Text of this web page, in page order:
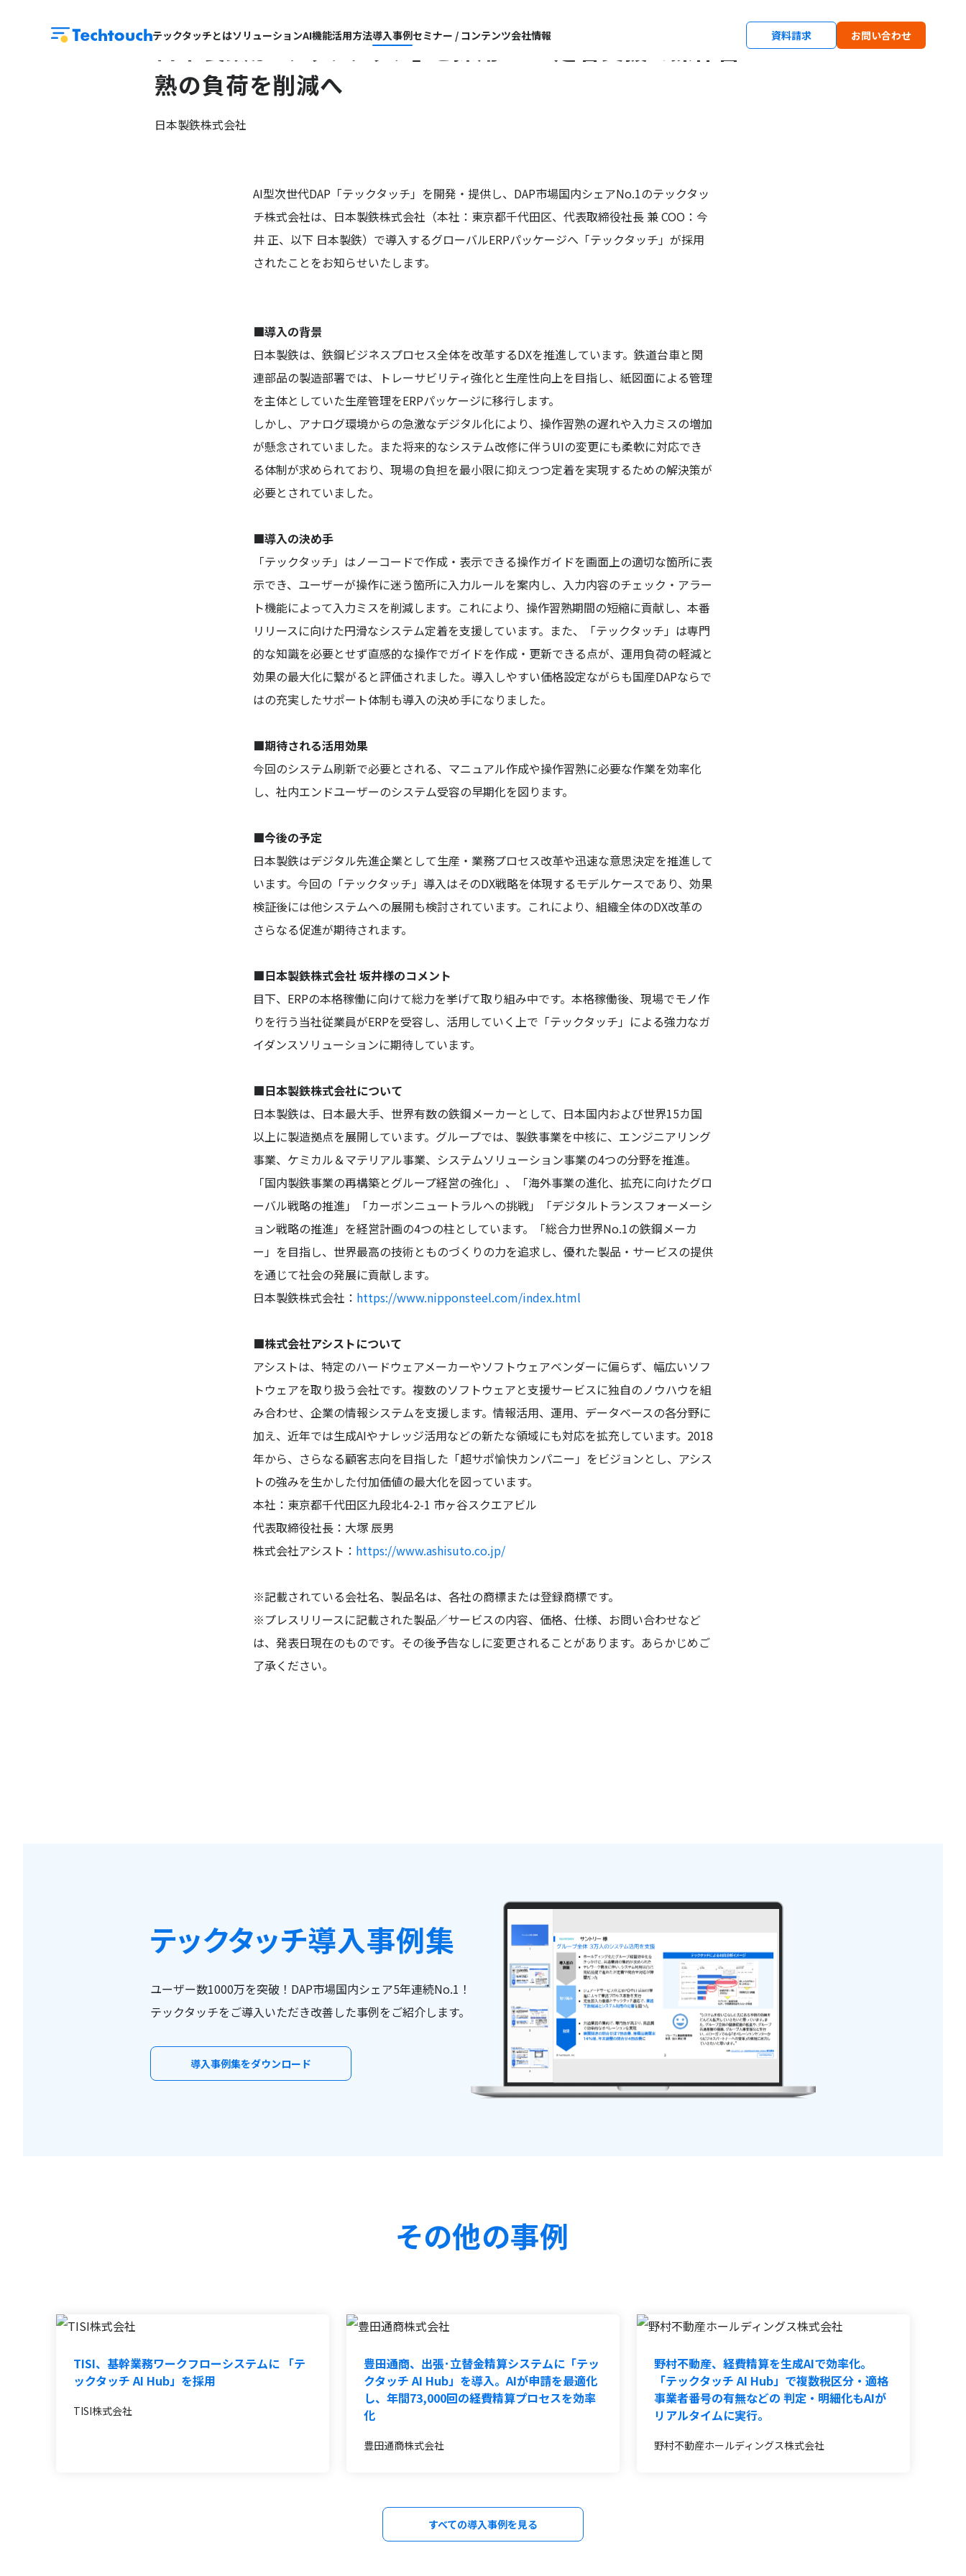
テックタッチとはソリューションAI機能活用方法導入事例セミナー / コンテンツ会社情報 資料請求 お問い合わせ
日本製鉄が「テックタッチ」 を採用 ERP定着支援で操作習
熟の負荷を削減へ
日本製鉄株式会社
AI型次世代DAP「テックタッチ」を開発・提供し、DAP市場国内シェアNo.1のテックタッ
チ株式会社は、日本製鉄株式会社（本社：東京都千代田区、代表取締役社長 兼 COO：今
井 正、以下 日本製鉄）で導入するグローバルERPパッケージへ「テックタッチ」が採用
されたことをお知らせいたします。
■導入の背景
日本製鉄は、鉄鋼ビジネスプロセス全体を改革するDXを推進しています。鉄道台車と関
連部品の製造部署では、トレーサビリティ強化と生産性向上を目指し、紙図面による管理
を主体としていた生産管理をERPパッケージに移行します。
しかし、アナログ環境からの急激なデジタル化により、操作習熟の遅れや入力ミスの増加
が懸念されていました。また将来的なシステム改修に伴うUIの変更にも柔軟に対応でき
る体制が求められており、現場の負担を最小限に抑えつつ定着を実現するための解決策が
必要とされていました。
■導入の決め手
「テックタッチ」はノーコードで作成・表示できる操作ガイドを画面上の適切な箇所に表
示でき、ユーザーが操作に迷う箇所に入力ルールを案内し、入力内容のチェック・アラー
ト機能によって入力ミスを削減します。これにより、操作習熟期間の短縮に貢献し、本番
リリースに向けた円滑なシステム定着を支援しています。また、「テックタッチ」は専門
的な知識を必要とせず直感的な操作でガイドを作成・更新できる点が、運用負荷の軽減と
効果の最大化に繋がると評価されました。導入しやすい価格設定ながらも国産DAPならで
はの充実したサポート体制も導入の決め手になりました。
■期待される活用効果
今回のシステム刷新で必要とされる、マニュアル作成や操作習熟に必要な作業を効率化
し、社内エンドユーザーのシステム受容の早期化を図ります。
■今後の予定
日本製鉄はデジタル先進企業として生産・業務プロセス改革や迅速な意思決定を推進して
います。今回の「テックタッチ」導入はそのDX戦略を体現するモデルケースであり、効果
検証後には他システムへの展開も検討されています。これにより、組織全体のDX改革の
さらなる促進が期待されます。
■日本製鉄株式会社 坂井様のコメント
目下、ERPの本格稼働に向けて総力を挙げて取り組み中です。本格稼働後、現場でモノ作
りを行う当社従業員がERPを受容し、活用していく上で「テックタッチ」による強力なガ
イダンスソリューションに期待しています。
■日本製鉄株式会社について
日本製鉄は、日本最大手、世界有数の鉄鋼メーカーとして、日本国内および世界15カ国
以上に製造拠点を展開しています。グループでは、製鉄事業を中核に、エンジニアリング
事業、ケミカル＆マテリアル事業、システムソリューション事業の4つの分野を推進。
「国内製鉄事業の再構築とグループ経営の強化」、「海外事業の進化、拡充に向けたグロ
ーバル戦略の推進」「カーボンニュートラルへの挑戦」「デジタルトランスフォーメーシ
ョン戦略の推進」を経営計画の4つの柱としています。「総合力世界No.1の鉄鋼メーカ
ー」を目指し、世界最高の技術とものづくりの力を追求し、優れた製品・サービスの提供
を通じて社会の発展に貢献します。
日本製鉄株式会社： https://www.nipponsteel.com/index.html
■株式会社アシストについて
アシストは、特定のハードウェアメーカーやソフトウェアベンダーに偏らず、幅広いソフ
トウェアを取り扱う会社です。複数のソフトウェアと支援サービスに独自のノウハウを組
み合わせ、企業の情報システムを支援します。情報活用、運用、データベースの各分野に
加え、近年では生成AIやナレッジ活用などの新たな領域にも対応を拡充しています。2018
年から、さらなる顧客志向を目指した「超サポ愉快カンパニー」をビジョンとし、アシス
トの強みを生かした付加価値の最大化を図っています。
本社：東京都千代田区九段北4-2-1 市ヶ谷スクエアビル
代表取締役社長：大塚 辰男
株式会社アシスト： https://www.ashisuto.co.jp/
※記載されている会社名、製品名は、各社の商標または登録商標です。
※プレスリリースに記載された製品／サービスの内容、価格、仕様、お問い合わせなど
は、発表日現在のものです。その後予告なしに変更されることがあります。あらかじめご
了承ください。
テックタッチ導入事例集
ユーザー数1000万を突破！DAP市場国内シェア5年連続No.1！
テックタッチをご導入いただき改善した事例をご紹介します。
導入事例集をダウンロード
その他の事例
TISI、基幹業務ワークフローシステムに 「テ
ックタッチ AI Hub」を採用
TISI株式会社
豊田通商、出張･立替金精算システムに「テッ
クタッチ AI Hub」を導入。AIが申請を最適化
し、年間73,000回の経費精算プロセスを効率
化
豊田通商株式会社
野村不動産、経費精算を生成AIで効率化。
「テックタッチ AI Hub」で複数税区分・適格
事業者番号の有無などの 判定・明細化もAIが
リアルタイムに実行。
野村不動産ホールディングス株式会社
すべての導入事例を見る